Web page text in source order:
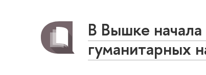
В Вышке начала
гуманитарных